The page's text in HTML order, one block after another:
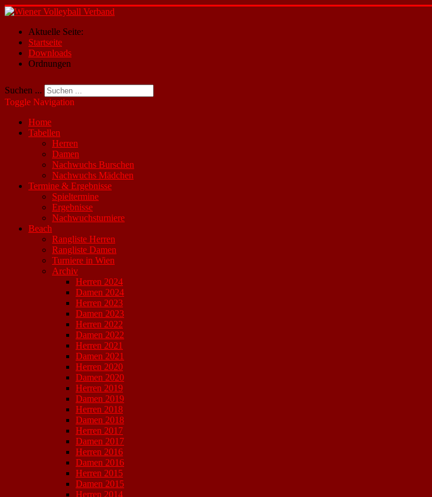
Aktuelle Seite:
Startseite
Downloads
Ordnungen
Suchen ...
Toggle Navigation
Home
Tabellen
Herren
Damen
Nachwuchs Burschen
Nachwuchs Mädchen
Termine & Ergebnisse
Spieltermine
Ergebnisse
Nachwuchsturniere
Beach
Rangliste Herren
Rangliste Damen
Turniere in Wien
Archiv
Herren 2024
Damen 2024
Herren 2023
Damen 2023
Herren 2022
Damen 2022
Herren 2021
Damen 2021
Herren 2020
Damen 2020
Herren 2019
Damen 2019
Herren 2018
Damen 2018
Herren 2017
Damen 2017
Herren 2016
Damen 2016
Herren 2015
Damen 2015
Herren 2014